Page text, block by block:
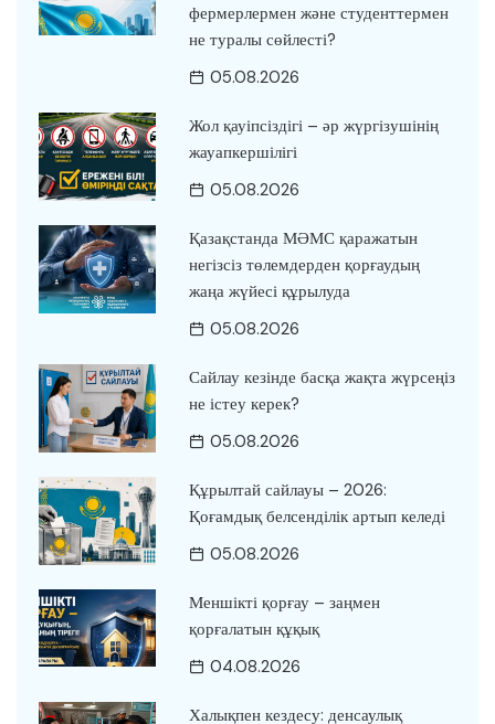
фермерлермен және студенттермен
не туралы сөйлесті?
05.08.2026
Жол қауіпсіздігі – әр жүргізушінің
жауапкершілігі
05.08.2026
Қазақстанда МӘМС қаражатын
негізсіз төлемдерден қорғаудың
жаңа жүйесі құрылуда
05.08.2026
Сайлау кезінде басқа жақта жүрсеңіз
не істеу керек?
05.08.2026
Құрылтай сайлауы – 2026:
Қоғамдық белсенділік артып келеді
05.08.2026
Меншікті қорғау – заңмен
қорғалатын құқық
04.08.2026
Халықпен кездесу: денсаулық